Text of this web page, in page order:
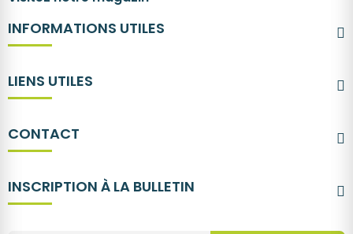
INFORMATIONS UTILES
LIENS UTILES
CONTACT
INSCRIPTION À LA BULLETIN